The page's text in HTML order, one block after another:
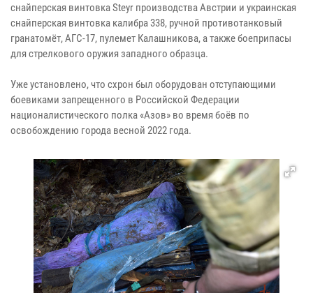
снайперская винтовка Steyr производства Австрии и украинская
снайперская винтовка калибра 338, ручной противотанковый
гранатомёт, АГС-17, пулемет Калашникова, а также боеприпасы
для стрелкового оружия западного образца.
Уже установлено, что схрон был оборудован отступающими
боевиками запрещенного в Российской Федерации
националистического полка «Азов» во время боёв по
освобождению города весной 2022 года.